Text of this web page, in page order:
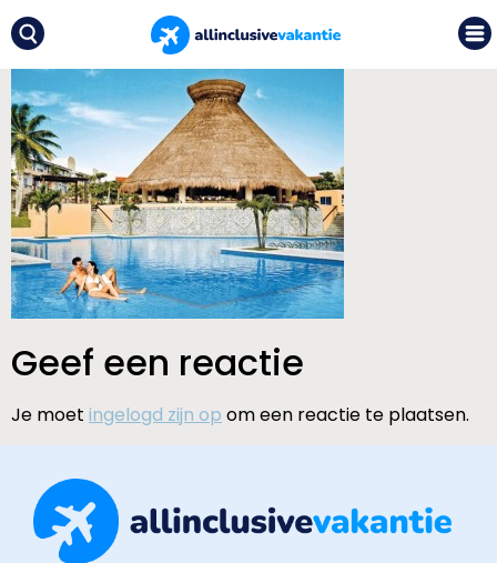
Geef een reactie
Je moet ingelogd zijn op om een reactie te plaatsen.